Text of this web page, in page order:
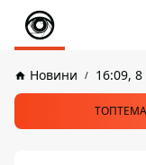
Новини 16:09,